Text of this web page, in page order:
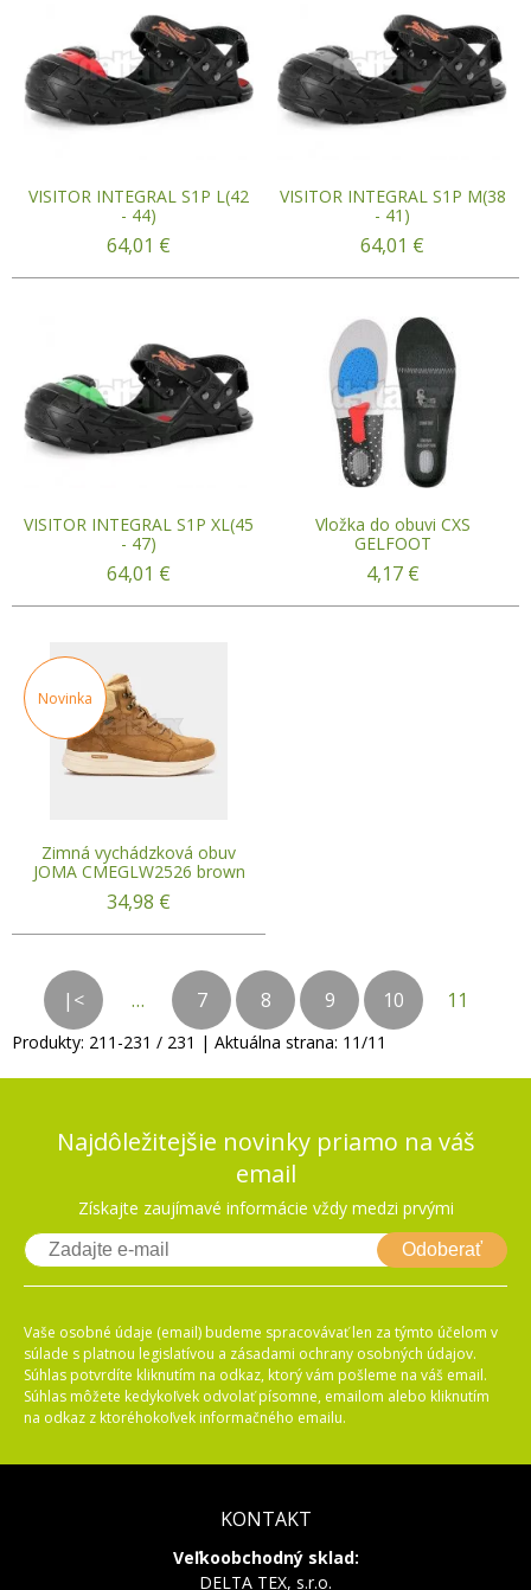
VISITOR INTEGRAL S1P L(42
- 44)
64,01 €
VISITOR INTEGRAL S1P M(38
- 41)
64,01 €
VISITOR INTEGRAL S1P XL(45
- 47)
64,01 €
Vložka do obuvi CXS
GELFOOT
4,17 €
Novinka
Zimná vychádzková obuv
JOMA CMEGLW2526 brown
34,98 €
|< … 7 8 9 10 11
Produkty: 211 -231 / 231 | Aktuálna strana: 11/11
Najdôležitejšie novinky priamo na váš
email
Získajte zaujímavé informácie vždy medzi prvými
Odoberať
Vaše osobné údaje (email) budeme spracovávať len za týmto účelom v
súlade s platnou legislatívou a zásadami ochrany osobných údajov.
Súhlas potvrdíte kliknutím na odkaz, ktorý vám pošleme na váš email.
Súhlas môžete kedykoľvek odvolať písomne, emailom alebo kliknutím
na odkaz z ktoréhokoľvek informačného emailu.
KONTAKT
Veľkoobchodný sklad:
DELTA TEX, s.r.o.